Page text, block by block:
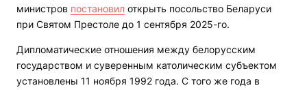
министров постановил открыть посольство Беларуси
при Святом Престоле до 1 сентября 2025-го.
Дипломатические отношения между белорусским
государством и суверенным католическим субъектом
установлены 11 ноября 1992 года. С того же года в